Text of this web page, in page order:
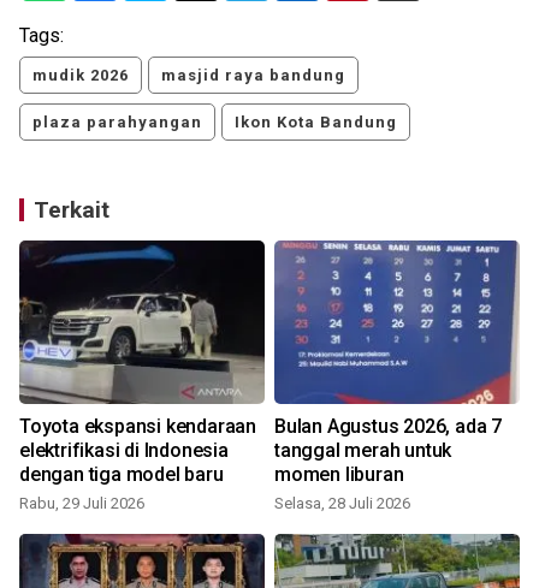
Tags:
mudik 2026 masjid raya bandung
plaza parahyangan Ikon Kota Bandung
Terkait
Toyota ekspansi kendaraan
elektrifikasi di Indonesia
dengan tiga model baru
Rabu, 29 Juli 2026
Bulan Agustus 2026, ada 7
tanggal merah untuk
momen liburan
Selasa, 28 Juli 2026